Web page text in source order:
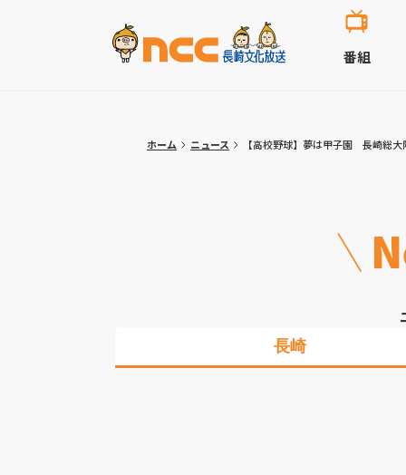
番組
ホーム ニュース 【高校野球】夢は甲子園 長崎総大
長崎